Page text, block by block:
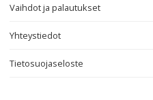
Vaihdot ja palautukset
Yhteystiedot
Tietosuojaseloste